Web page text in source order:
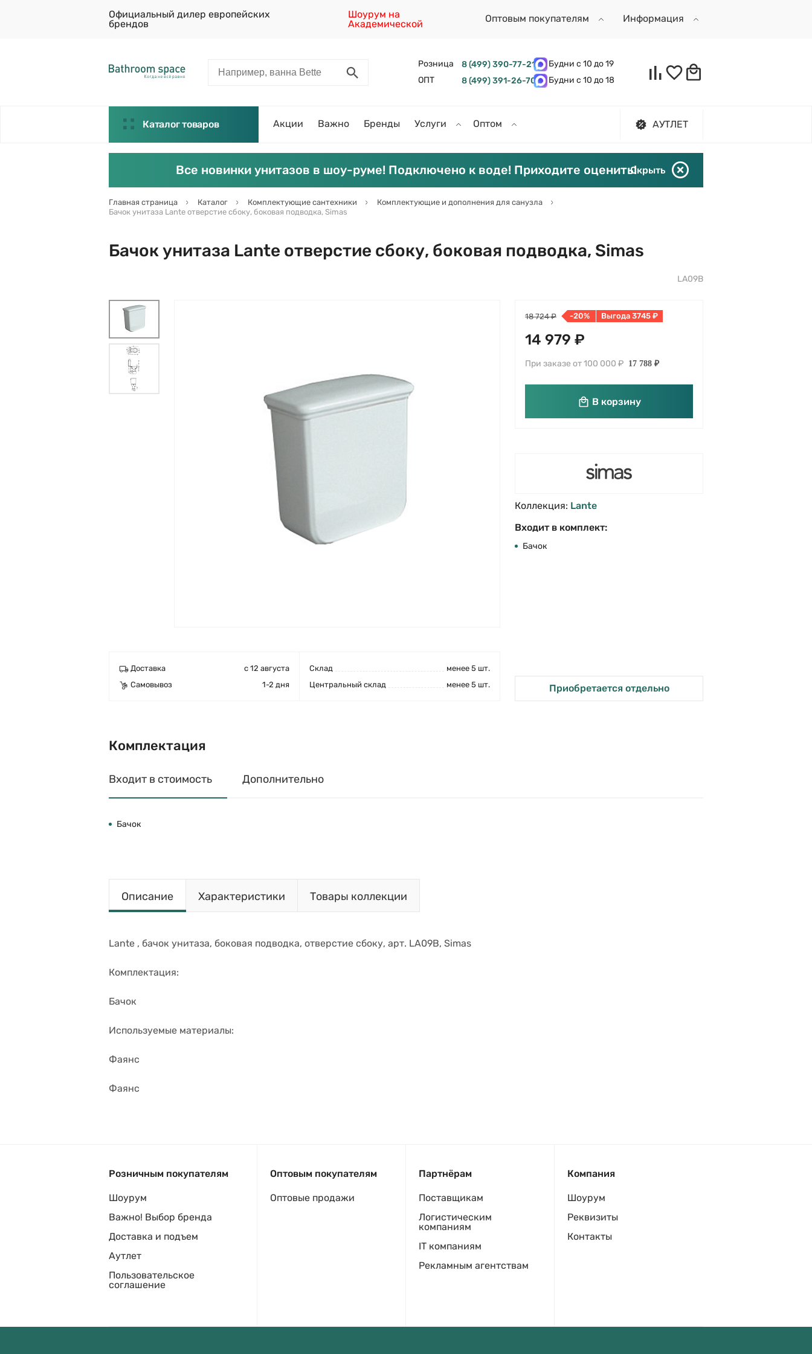
Официальный дилер европейских
брендов
Шоурум на
Академической
Оптовым покупателям Информация
Розница 8 (499) 390-77-21
Будни с 10 до 19
ОПТ
8 (499) 391-26-70 Будни с 10 до 18
Каталог товаров Акции Важно Бренды Услуги Оптом АУТЛЕТ
Все новинки унитазов в шоу-руме! Подключено к воде! Приходите оценить!Скрыть
Главная страница Каталог Комплектующие сантехники
Комплектующие и дополнения для санузла
Бачок унитаза Lante отверстие сбоку, боковая подводка, Simas
Бачок унитаза Lante отверстие сбоку, боковая подводка, Simas
LA09B
18 724 ₽ -20% Выгода 3745 ₽
14 979 ₽
При заказе от 100 000 ₽ 17 788 ₽
В корзину
Доставка
с 12 августа
Самовывоз
1-2 дня
Cклад
менее 5 шт.
Центральный склад
менее 5 шт.
Коллекция: Lante
Входит в комплект:
Бачок
Приобретается отдельно
Комплектация
Входит в стоимость Дополнительно
Бачок
Описание Характеристики Товары коллекции
Lante , бачок унитаза, боковая подводка, отверстие сбоку, арт. LA09B, Simas
Комплектация:
Бачок
Используемые материалы:
Фаянс
Фаянс
Розничным покупателям
Шоурум
Важно! Выбор бренда
Доставка и подъем
Аутлет
Пользовательское
соглашение
Оптовым покупателям
Оптовые продажи
Партнёрам
Поставщикам
Логистическим
компаниям
IT компаниям
Рекламным агентствам
Компания
Шоурум
Реквизиты
Контакты